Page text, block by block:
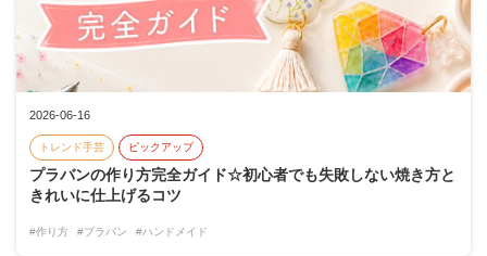
2026-06-16
トレンド手芸 ピックアップ
プラバンの作り方完全ガイド☆初心者でも失敗しない焼き方と
きれいに仕上げるコツ
#作り方 #プラバン #ハンドメイド